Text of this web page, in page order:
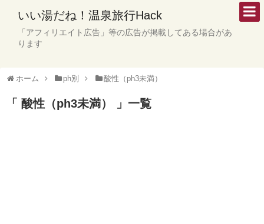
いい湯だね！温泉旅行Hack
「アフィリエイト広告」等の広告が掲載してある場合があ
ります
ホーム ph別 酸性（ph3未満）
「 酸性（ph3未満） 」一覧